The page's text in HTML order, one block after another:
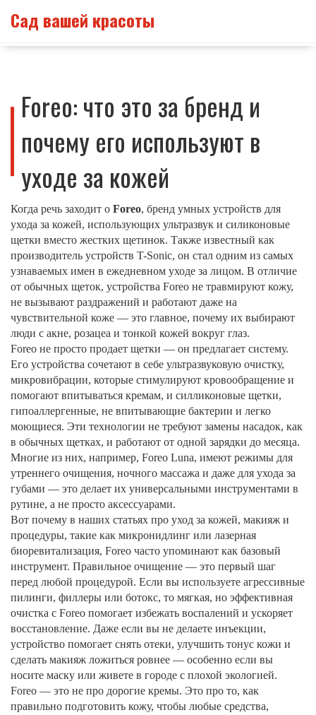
Сад вашей красоты
Foreo: что это за бренд и
почему его используют в
уходе за кожей
Когда речь заходит о Foreo, бренд умных устройств для
ухода за кожей, использующих ультразвук и силиконовые
щетки вместо жестких щетинок. Также известный как
производитель устройств T-Sonic, он стал одним из самых
узнаваемых имен в ежедневном уходе за лицом. В отличие
от обычных щеток, устройства Foreo не травмируют кожу,
не вызывают раздражений и работают даже на
чувствительной коже — это главное, почему их выбирают
люди с акне, розацеа и тонкой кожей вокруг глаз.
Foreo не просто продает щетки — он предлагает систему.
Его устройства сочетают в себе ультразвуковую очистку,
микровибрации, которые стимулируют кровообращение и
помогают впитываться кремам, и силликоновые щетки,
гипоаллергенные, не впитывающие бактерии и легко
моющиеся. Эти технологии не требуют замены насадок, как
в обычных щетках, и работают от одной зарядки до месяца.
Многие из них, например, Foreo Luna, имеют режимы для
утреннего очищения, ночного массажа и даже для ухода за
губами — это делает их универсальными инструментами в
рутине, а не просто аксессуарами.
Вот почему в наших статьях про уход за кожей, макияж и
процедуры, такие как микронидлинг или лазерная
биоревитализация, Foreo часто упоминают как базовый
инструмент. Правильное очищение — это первый шаг
перед любой процедурой. Если вы используете агрессивные
пилинги, филлеры или ботокс, то мягкая, но эффективная
очистка с Foreo помогает избежать воспалений и ускоряет
восстановление. Даже если вы не делаете инъекции,
устройство помогает снять отеки, улучшить тонус кожи и
сделать макияж ложиться ровнее — особенно если вы
носите маску или живете в городе с плохой экологией.
Foreo — это не про дорогие кремы. Это про то, как
правильно подготовить кожу, чтобы любые средства,